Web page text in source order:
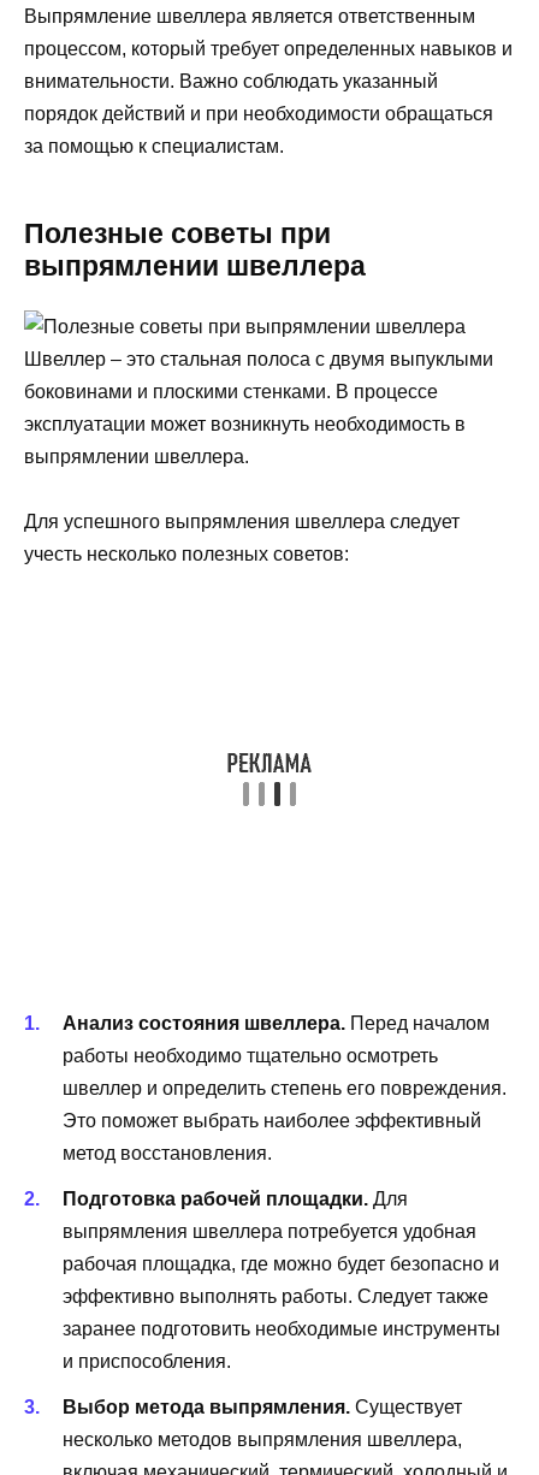
Выпрямление швеллера является ответственным
процессом, который требует определенных навыков и
внимательности. Важно соблюдать указанный
порядок действий и при необходимости обращаться
за помощью к специалистам.
Полезные советы при
выпрямлении швеллера
Швеллер – это стальная полоса с двумя выпуклыми
боковинами и плоскими стенками. В процессе
эксплуатации может возникнуть необходимость в
выпрямлении швеллера.
Для успешного выпрямления швеллера следует
учесть несколько полезных советов:
Анализ состояния швеллера. Перед началом
работы необходимо тщательно осмотреть
швеллер и определить степень его повреждения.
Это поможет выбрать наиболее эффективный
метод восстановления.
Подготовка рабочей площадки. Для
выпрямления швеллера потребуется удобная
рабочая площадка, где можно будет безопасно и
эффективно выполнять работы. Следует также
заранее подготовить необходимые инструменты
и приспособления.
Выбор метода выпрямления. Существует
несколько методов выпрямления швеллера,